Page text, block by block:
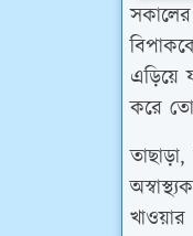
এড়িয়ে
করে